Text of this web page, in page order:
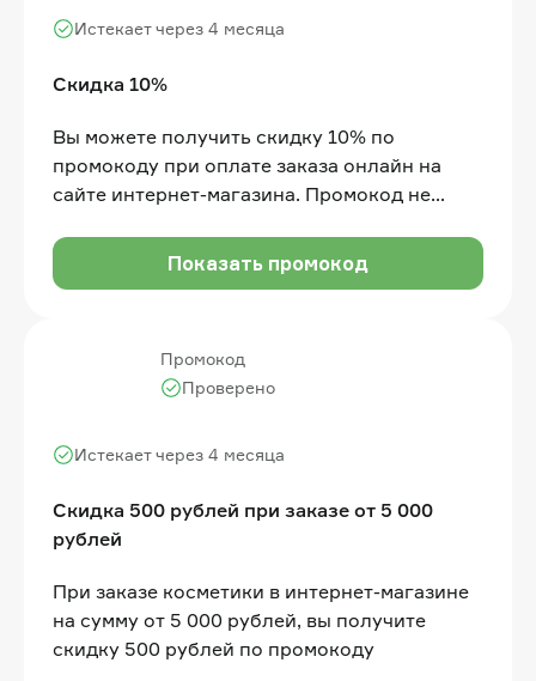
Скидка 10%
Истекает через 4 месяца
Вы можете получить скидку 10% по
промокоду при оплате заказа онлайн на
сайте интернет-магазина. Промокод не
суммируется с другими кодами и акциями
Показать промокод
Промокод
Скидка 500 рублей при заказе от 5 000
рублей
Истекает через 4 месяца
Проверено
При заказе косметики в интернет-магазине
на сумму от 5 000 рублей, вы получите
скидку 500 рублей по промокоду